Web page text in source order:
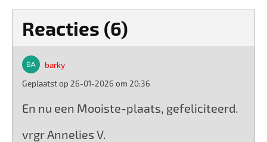
Reacties (6)
barky
Geplaatst op 26-01-2026 om 20:36
En nu een Mooiste-plaats, gefeliciteerd.
vrgr Annelies V.